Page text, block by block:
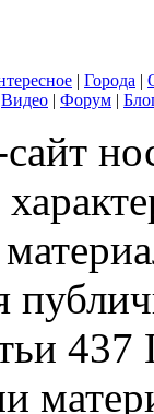
| Города |
Видео | Форум |
437